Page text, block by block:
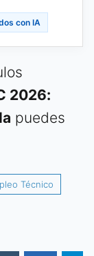
con IA
2026:
puedes
Técnico